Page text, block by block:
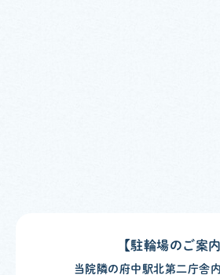
【駐輪場のご案内
当院隣の府中駅北第二庁舎